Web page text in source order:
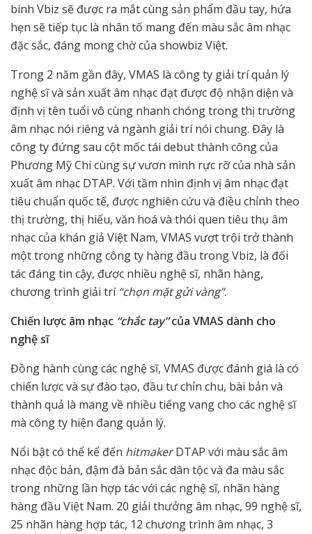
binh Vbiz sẽ được ra mắt cùng sản phẩm đầu tay, hứa
hẹn sẽ tiếp tục là nhân tố mang đến màu sắc âm nhạc
đặc sắc, đáng mong chờ của showbiz Việt.
Trong 2 năm gần đây, VMAS là công ty giải trí quản lý
nghệ sĩ và sản xuất âm nhạc đạt được độ nhận diện và
định vị tên tuổi vô cùng nhanh chóng trong thị trường
âm nhạc nói riêng và ngành giải trí nói chung. Đây là
công ty đứng sau cột mốc tái debut thành công của
Phương Mỹ Chi cùng sự vươn mình rực rỡ của nhà sản
xuất âm nhạc DTAP. Với tầm nhìn định vị âm nhạc đạt
tiêu chuẩn quốc tế, được nghiên cứu và điều chỉnh theo
thị trường, thị hiếu, văn hoá và thói quen tiêu thụ âm
nhạc của khán giả Việt Nam, VMAS vượt trội trở thành
một trong những công ty hàng đầu trong Vbiz, là đối
tác đáng tin cậy, được nhiều nghệ sĩ, nhãn hàng,
chương trình giải trí “chọn mặt gửi vàng”.
Chiến lược âm nhạc “chắc tay”của VMAS dành cho
nghệ sĩ
Đồng hành cùng các nghệ sĩ, VMAS được đánh giá là có
chiến lược và sự đào tạo, đầu tư chỉn chu, bài bản và
thành quả là mang về nhiều tiếng vang cho các nghệ sĩ
mà công ty hiện đang quản lý.
Nổi bật có thể kể đến hitmakerDTAP với màu sắc âm
nhạc độc bản, đậm đà bản sắc dân tộc và đa màu sắc
trong những lần hợp tác với các nghệ sĩ, nhãn hàng
hàng đầu Việt Nam. 20 giải thưởng âm nhạc, 99 nghệ sĩ,
25 nhãn hàng hợp tác, 12 chương trình âm nhạc, 3